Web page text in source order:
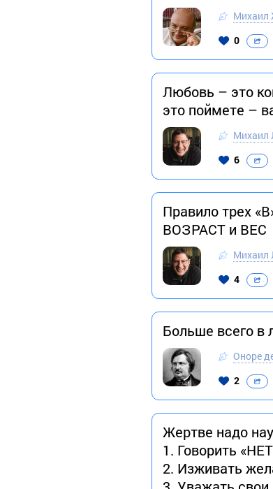
Михаил
0
Любовь – это
это поймете –
Михаил
6
Правило трех
ВОЗРАСТ и ВЕС
Михаил
4
Больше всего в
Оноре
2
Жертве надо
1. Говорить
2. Изживать